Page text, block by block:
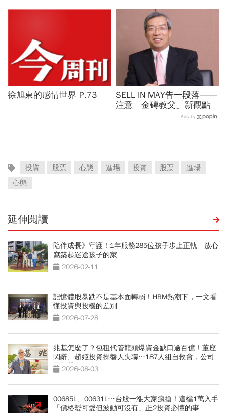
徐旭東的感情世界 P.73
SELL IN MAY告一段落——
注意「金磚教父」新觀點
Ads by
投資 股票 心態 進場 投資 股票
進場
心態
延伸閱讀
陪伴成長》守護！1年服務285位孩子步上正軌 放心
窩築起迷途孩子的家
2026-02-11
記憶體股暴跌不是基本面轉弱！HBM熱潮下，一文看
懂投資與投機的差別
2026-07-28
兆基怎麼了？包租代管龍頭爆資金缺口逾百億！董座
閃辭、趙姬投資操盤人失聯…187人組自救會，公司
最新聲明
2026-08-03
00685L、00631L…台股一漲大家瘋搶！這檔1萬入手
「價格變可愛但波動可沒有」正2投資必懂的事